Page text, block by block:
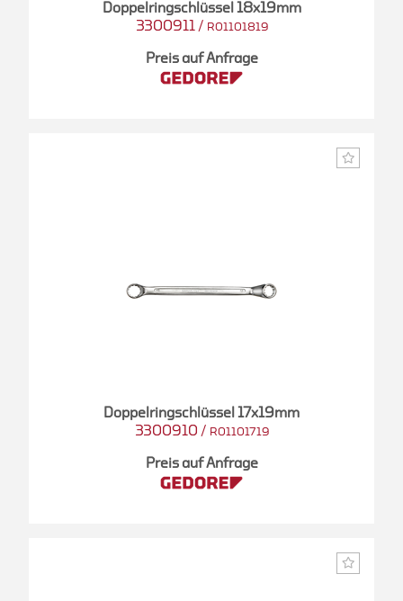
Doppelringschlüssel 18x19mm
3300911 / R01101819
Preis auf Anfrage
Doppelringschlüssel 17x19mm
3300910 / R01101719
Preis auf Anfrage